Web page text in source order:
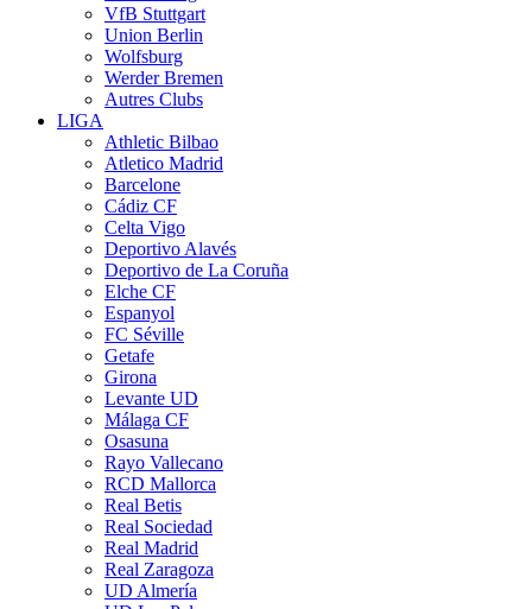
VfB Stuttgart
Union Berlin
Wolfsburg
Werder Bremen
Autres Clubs
LIGA
Athletic Bilbao
Atletico Madrid
Barcelone
Cádiz CF
Celta Vigo
Deportivo Alavés
Deportivo de La Coruña
Elche CF
Espanyol
FC Séville
Getafe
Girona
Levante UD
Málaga CF
Osasuna
Rayo Vallecano
RCD Mallorca
Real Betis
Real Sociedad
Real Madrid
Real Zaragoza
UD Almería